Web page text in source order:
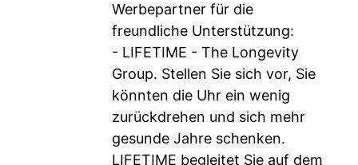
Werbepartner für die
freundliche Unterstützung:
- LIFETIME - The Longevity
Group. Stellen Sie sich vor, Sie
könnten die Uhr ein wenig
zurückdrehen und sich mehr
gesunde Jahre schenken.
LIFETIME begleitet Sie auf dem